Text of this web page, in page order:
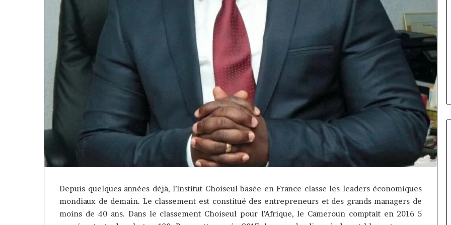
Depuis quelques années déjà, l’Institut Choiseul basée en France classe les leaders économiques
mondiaux de demain. Le classement est constitué des entrepreneurs et des grands managers de
moins de 40 ans. Dans le classement Choiseul pour l’Afrique, le Cameroun comptait en 2016 5
« Cette
va
contribuer
à
faire
il y a 1 semaine
« Cette plateforme va
Fondation
Cameroun
:
Rose
Leke
il y a 1 jour